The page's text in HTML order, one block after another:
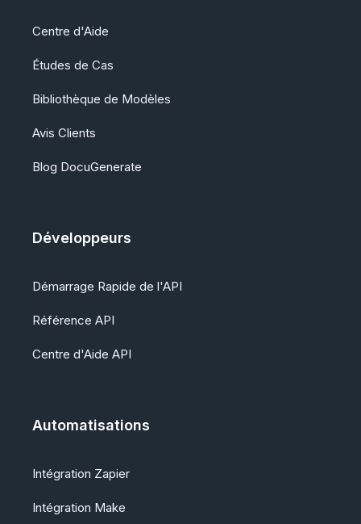
Centre d'Aide
Études de Cas
Bibliothèque de Modèles
Avis Clients
Blog DocuGenerate
Développeurs
Démarrage Rapide de l'API
Référence API
Centre d'Aide API
Automatisations
Intégration Zapier
Intégration Make